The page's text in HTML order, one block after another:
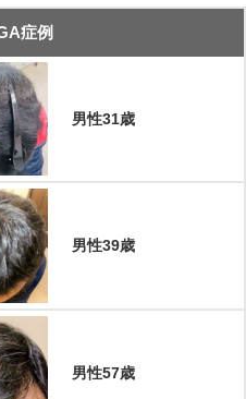
症例
男性31歳
男性39歳
男性57歳